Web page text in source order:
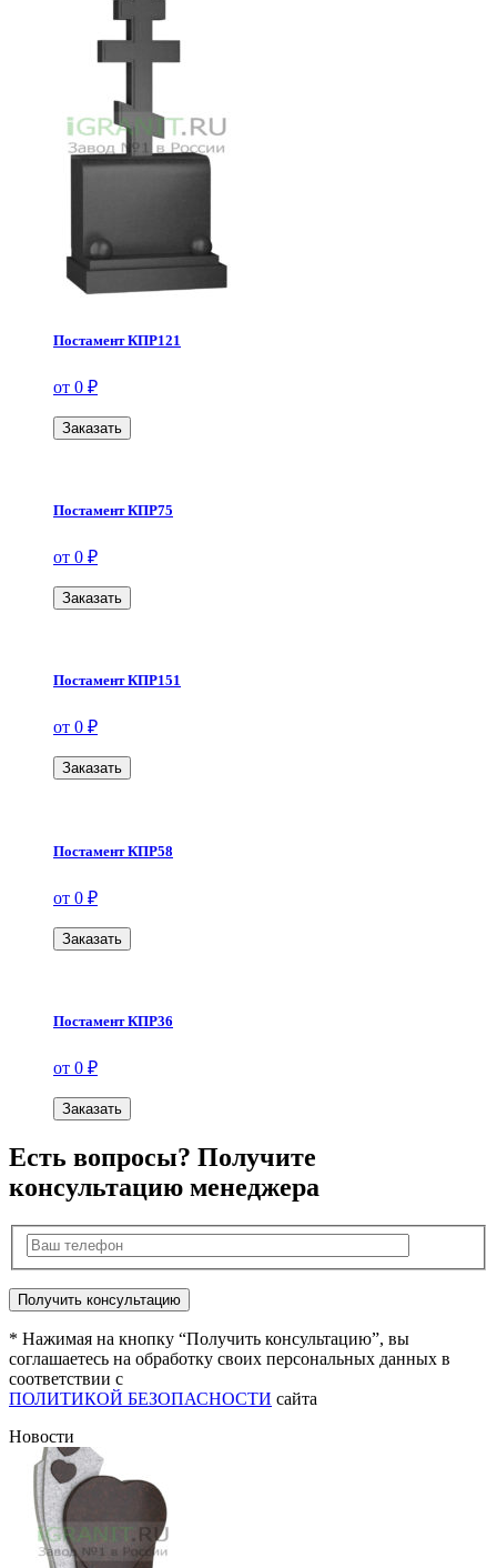
Постамент КПР121
от 0 ₽
Заказать
Постамент КПР75
от 0 ₽
Заказать
Постамент КПР151
от 0 ₽
Заказать
Постамент КПР58
от 0 ₽
Заказать
Постамент КПР36
от 0 ₽
Заказать
Есть вопросы? Получите
консультацию менеджера
* Нажимая на кнопку “Получить консультацию”, вы
соглашаетесь на обработку своих персональных данных в
соответствии с
ПОЛИТИКОЙ БЕЗОПАСНОСТИ сайта
Новости